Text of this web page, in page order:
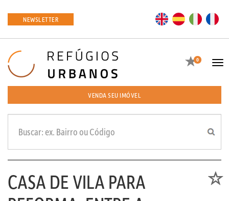
NEWSLETTER EN ES
Favoritos
0
VENDA SEU IMÓVEL
CASA DE VILA PARA